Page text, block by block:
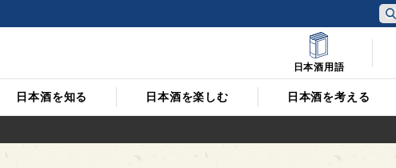
日本酒を知る 日本酒を楽しむ 日本酒を考える
日本酒用語